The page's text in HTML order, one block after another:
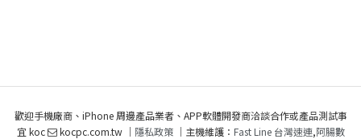
歡迎手機廠商、iPhone 周邊產品業者、APP軟體開發商洽談合作或產品測試事
宜 koc
kocpc.com.tw ｜ 隱私政策｜主機維護： Fast Line 台灣速連,阿腸數